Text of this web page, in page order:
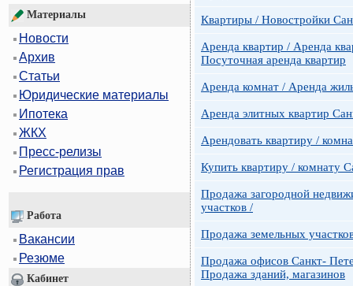
Материалы
Новости
Архив
Статьи
Юридические материалы
Ипотека
ЖКХ
Пресс-релизы
Регистрация прав
Работа
Вакансии
Резюме
Кабинет
Квартиры / Новостройки
Аренда квартир / Аренда
Посуточная аренда квартир
Аренда комнат / Аренда
Аренда элитных квартир
Арендовать квартиру /
Купить квартиру / комнату
Продажа загородной
участков /
Продажа земельных
Продажа офисов Санкт-
Продажа зданий, магазинов